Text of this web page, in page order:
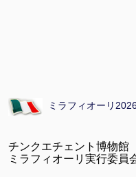
ミラフィオーリ
チンクエチェント博物館
ミラフィオーリ実行委員